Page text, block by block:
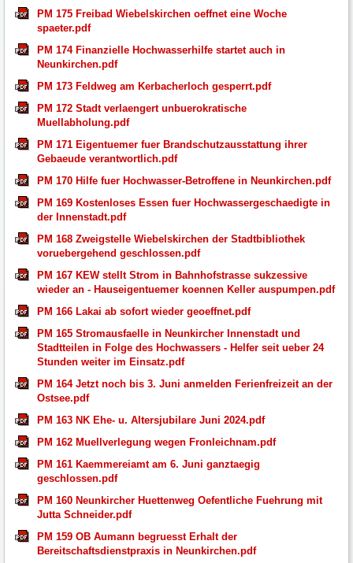
PM 175 Freibad Wiebelskirchen oeffnet eine Woche
spaeter.pdf
PM 174 Finanzielle Hochwasserhilfe startet auch in
Neunkirchen.pdf
PM 173 Feldweg am Kerbacherloch gesperrt.pdf
PM 172 Stadt verlaengert unbuerokratische
Muellabholung.pdf
PM 171 Eigentuemer fuer Brandschutzausstattung ihrer
Gebaeude verantwortlich.pdf
PM 170 Hilfe fuer Hochwasser-Betroffene in Neunkirchen.pdf
PM 169 Kostenloses Essen fuer Hochwassergeschaedigte in
der Innenstadt.pdf
PM 168 Zweigstelle Wiebelskirchen der Stadtbibliothek
voruebergehend geschlossen.pdf
PM 167 KEW stellt Strom in Bahnhofstrasse sukzessive
wieder an - Hauseigentuemer koennen Keller auspumpen.pdf
PM 166 Lakai ab sofort wieder geoeffnet.pdf
PM 165 Stromausfaelle in Neunkircher Innenstadt und
Stadtteilen in Folge des Hochwassers - Helfer seit ueber 24
Stunden weiter im Einsatz.pdf
PM 164 Jetzt noch bis 3. Juni anmelden Ferienfreizeit an der
Ostsee.pdf
PM 163 NK Ehe- u. Altersjubilare Juni 2024.pdf
PM 162 Muellverlegung wegen Fronleichnam.pdf
PM 161 Kaemmereiamt am 6. Juni ganztaegig
geschlossen.pdf
PM 160 Neunkircher Huettenweg Oefentliche Fuehrung mit
Jutta Schneider.pdf
PM 159 OB Aumann begruesst Erhalt der
Bereitschaftsdienstpraxis in Neunkirchen.pdf